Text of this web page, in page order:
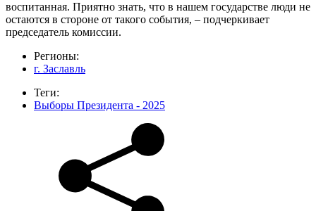
воспитанная. Приятно знать, что в нашем государстве люди не
остаются в стороне от такого события, – подчеркивает
председатель комиссии.
Регионы:
г. Заславль
Теги:
Выборы Президента - 2025